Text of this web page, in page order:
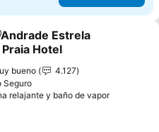
a favoritos
Estrela
Praia Hotel
bueno
4.127
Seguro
relajante y baño de vapor